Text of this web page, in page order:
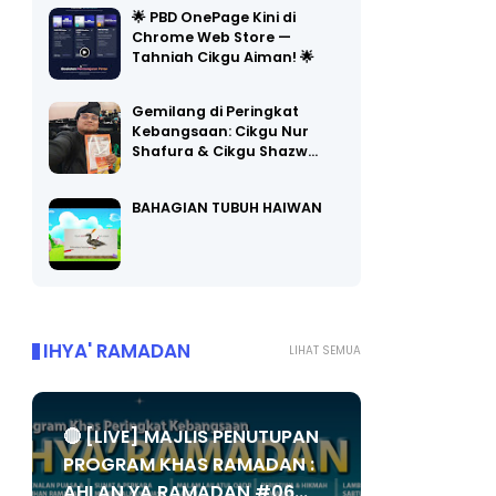
🌟 PBD OnePage Kini di
Chrome Web Store —
Tahniah Cikgu Aiman! 🌟
Gemilang di Peringkat
Kebangsaan: Cikgu Nur
Shafura & Cikgu Shazw…
BAHAGIAN TUBUH HAIWAN
LIHAT SEMUA
IHYA' RAMADAN
🔴 [LIVE] MAJLIS PENUTUPAN
PROGRAM KHAS RAMADAN :